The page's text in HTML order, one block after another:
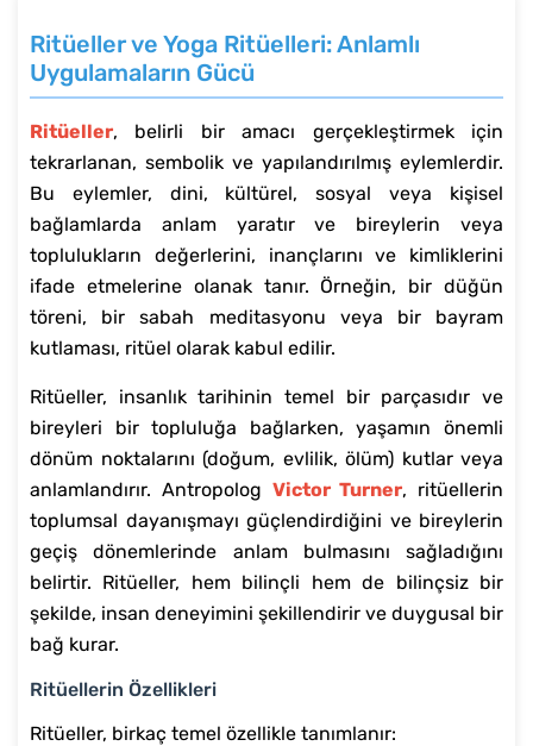
Ritüeller ve Yoga Ritüelleri: Anlamlı
Uygulamaların Gücü
Ritüeller, belirli bir amacı gerçekleştirmek için
tekrarlanan, sembolik ve yapılandırılmış eylemlerdir.
Bu eylemler, dini, kültürel, sosyal veya kişisel
bağlamlarda anlam yaratır ve bireylerin veya
toplulukların değerlerini, inançlarını ve kimliklerini
ifade etmelerine olanak tanır. Örneğin, bir düğün
töreni, bir sabah meditasyonu veya bir bayram
kutlaması, ritüel olarak kabul edilir.
Ritüeller, insanlık tarihinin temel bir parçasıdır ve
bireyleri bir topluluğa bağlarken, yaşamın önemli
dönüm noktalarını (doğum, evlilik, ölüm) kutlar veya
anlamlandırır. Antropolog Victor Turner, ritüellerin
toplumsal dayanışmayı güçlendirdiğini ve bireylerin
geçiş dönemlerinde anlam bulmasını sağladığını
belirtir. Ritüeller, hem bilinçli hem de bilinçsiz bir
şekilde, insan deneyimini şekillendirir ve duygusal bir
bağ kurar.
Ritüellerin Özellikleri
Ritüeller, birkaç temel özellikle tanımlanır: